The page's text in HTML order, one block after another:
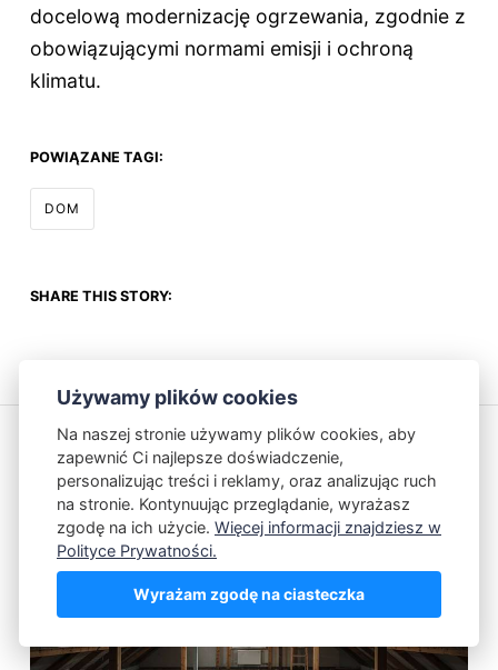
docelową modernizację ogrzewania, zgodnie z
obowiązującymi normami emisji i ochroną
klimatu.
POWIĄZANE TAGI:
DOM
SHARE THIS STORY:
Przeczytaj również
Używamy plików cookies
Na naszej stronie używamy plików cookies, aby
zapewnić Ci najlepsze doświadczenie,
personalizując treści i reklamy, oraz analizując ruch
na stronie. Kontynuując przeglądanie, wyrażasz
zgodę na ich użycie. Więcej informacji znajdziesz w
Polityce Prywatności.
Wyrażam zgodę na ciasteczka